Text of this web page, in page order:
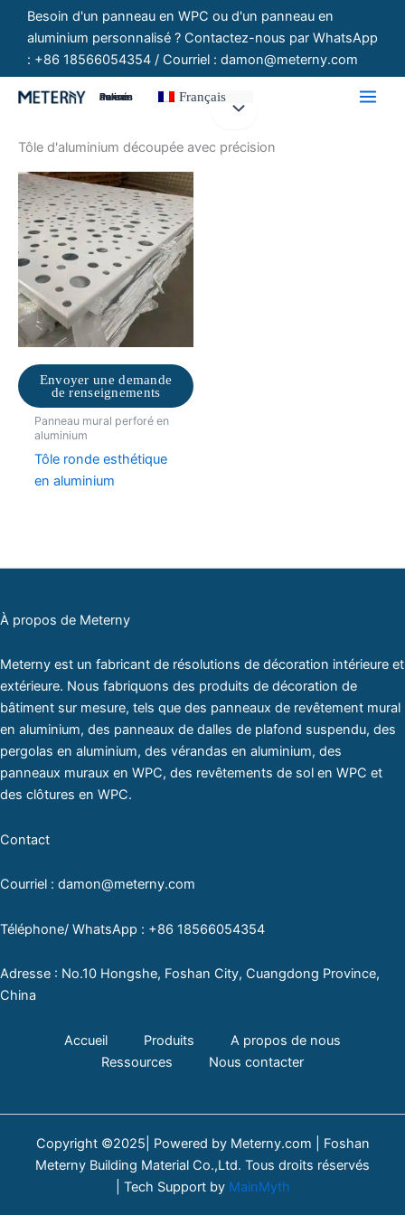
contenu
Besoin d'un panneau en WPC ou d'un panneau en
aluminium personnalisé ? Contactez-nous par WhatsApp
: +86 18566054354 / Courriel : damon@meterny.com
Panneaux Personnalisés Français
Tôle d'aluminium découpée avec précision
Envoyer une demande
de renseignements
Panneau mural perforé en
aluminium
Tôle ronde esthétique
en aluminium
À propos de Meterny
Meterny est un fabricant de résolutions de décoration intérieure et
extérieure. Nous fabriquons des produits de décoration de
bâtiment sur mesure, tels que des panneaux de revêtement mural
en aluminium, des panneaux de dalles de plafond suspendu, des
pergolas en aluminium, des vérandas en aluminium, des
panneaux muraux en WPC, des revêtements de sol en WPC et
des clôtures en WPC.
Contact
Courriel : damon@meterny.com
Téléphone/ WhatsApp : +86 18566054354
Adresse : No.10 Hongshe, Foshan City, Cuangdong Province,
China
Accueil Produits
A propos de nous
Ressources
Nous contacter
Copyright ©2025| Powered by Meterny.com | Foshan
Meterny Building Material Co.,Ltd. Tous droits réservés
| Tech Support by MainMyth